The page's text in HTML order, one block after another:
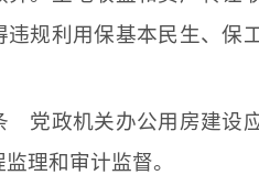
违规利用保基本民生、保
党政机关办公用房建设
理和审计监督。